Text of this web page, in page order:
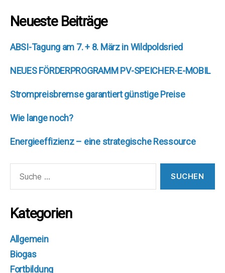
Neueste Beiträge
ABSI-Tagung am 7. + 8. März in Wildpoldsried
NEUES FÖRDERPROGRAMM PV-SPEICHER-E-MOBIL
Strompreisbremse garantiert günstige Preise
Wie lange noch?
Energieeffizienz – eine strategische Ressource
nach:
Kategorien
Allgemein
Biogas
Fortbildung